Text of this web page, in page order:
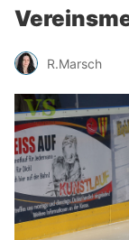
R.Marsch